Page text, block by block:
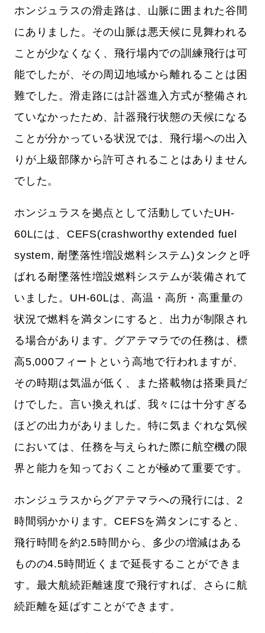
ホンジュラスの滑走路は、山脈に囲まれた谷間
にありました。その山脈は悪天候に見舞われる
ことが少なくなく、飛行場内での訓練飛行は可
能でしたが、その周辺地域から離れることは困
難でした。滑走路には計器進入方式が整備され
ていなかったため、計器飛行状態の天候になる
ことが分かっている状況では、飛行場への出入
りが上級部隊から許可されることはありません
でした。
ホンジュラスを拠点として活動していたUH-
60Lには、CEFS(crashworthy extended fuel
system, 耐墜落性増設燃料システム)タンクと呼
ばれる耐墜落性増設燃料システムが装備されて
いました。UH-60Lは、高温・高所・高重量の
状況で燃料を満タンにすると、出力が制限され
る場合があります。グアテマラでの任務は、標
高5,000フィートという高地で行われますが、
その時期は気温が低く、また搭載物は搭乗員だ
けでした。言い換えれば、我々には十分すぎる
ほどの出力がありました。特に気まぐれな気候
においては、任務を与えられた際に航空機の限
界と能力を知っておくことが極めて重要です。
ホンジュラスからグアテマラへの飛行には、2
時間弱かかります。CEFSを満タンにすると、
飛行時間を約2.5時間から、多少の増減はある
ものの4.5時間近くまで延長することができま
す。最大航続距離速度で飛行すれば、さらに航
続距離を延ばすことができます。